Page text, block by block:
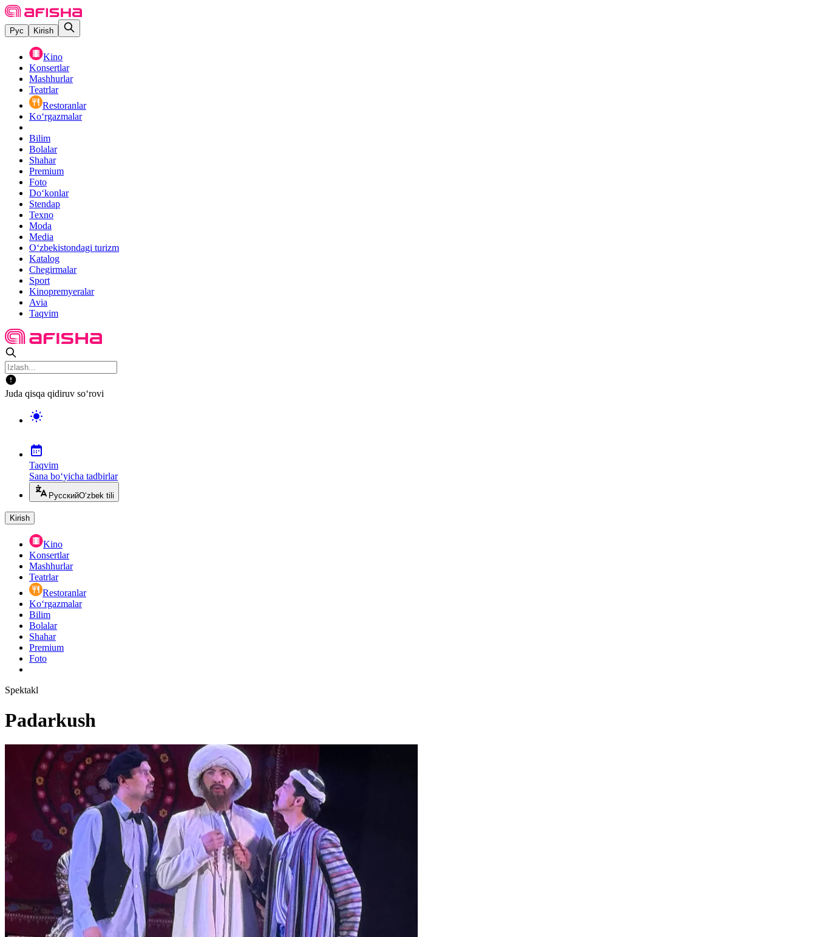
Рус Kirish
Kino
Konsertlar
Mashhurlar
Teatrlar
Restoranlar
Ko‘rgazmalar
Bilim
Bolalar
Shahar
Premium
Foto
Do‘konlar
Stendap
Texno
Moda
Media
O‘zbekistondagi turizm
Katalog
Chegirmalar
Sport
Kinopremyeralar
Avia
Taqvim
Juda qisqa qidiruv so‘rovi
Taqvim
Sana bo‘yicha tadbirlar
РусскийO‘zbek tili
Kirish
Kino
Konsertlar
Mashhurlar
Teatrlar
Restoranlar
Ko‘rgazmalar
Bilim
Bolalar
Shahar
Premium
Foto
Spektakl
Padarkush